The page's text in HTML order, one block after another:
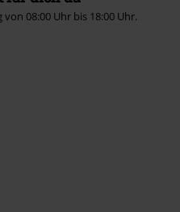
08:00 Uhr bis 18:00 Uhr.